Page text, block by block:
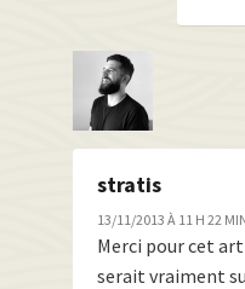
stratis
13/11/2013 À 11 H 22
Merci pour cet
serait vraiment